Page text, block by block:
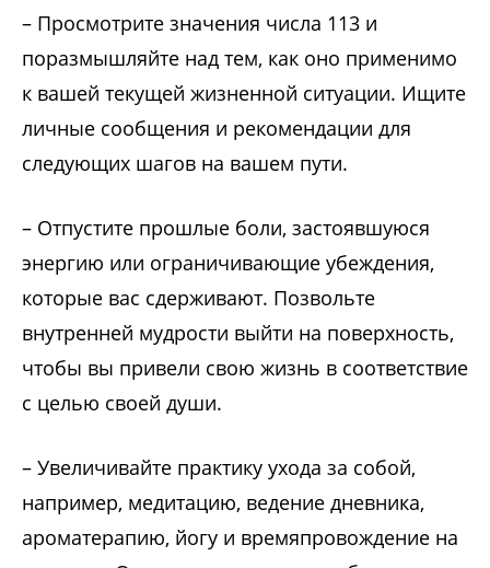
– Просмотрите значения числа 113 и
поразмышляйте над тем, как оно применимо
к вашей текущей жизненной ситуации. Ищите
личные сообщения и рекомендации для
следующих шагов на вашем пути.
– Отпустите прошлые боли, застоявшуюся
энергию или ограничивающие убеждения,
которые вас сдерживают. Позвольте
внутренней мудрости выйти на поверхность,
чтобы вы привели свою жизнь в соответствие
с целью своей души.
– Увеличивайте практику ухода за собой,
например, медитацию, ведение дневника,
ароматерапию, йогу и времяпровождение на